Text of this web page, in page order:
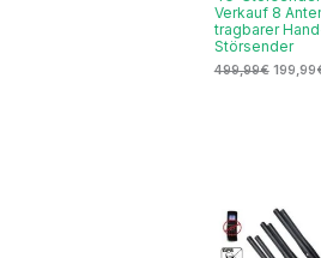
Verkauf 8
tragbarer
Störsender
499,99€ 199,99
Preis
war:
499,99€